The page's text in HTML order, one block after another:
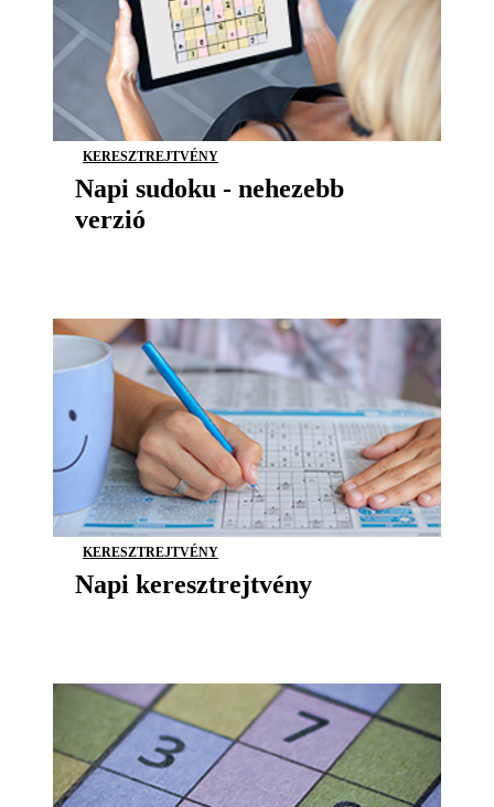
KERESZTREJTVÉNY
Napi sudoku - nehezebb
verzió
KERESZTREJTVÉNY
Napi keresztrejtvény